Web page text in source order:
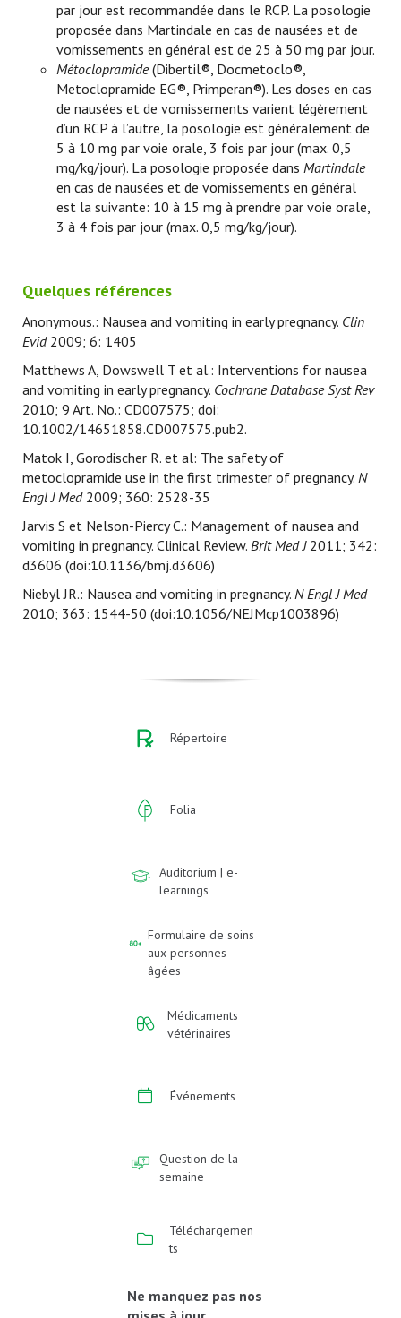
par jour est recommandée dans le RCP. La posologie
proposée dans Martindale en cas de nausées et de
vomissements en général est de 25 à 50 mg par jour.
Métoclopramide(Dibertil®, Docmetoclo®,
Metoclopramide EG®, Primperan®). Les doses en cas
de nausées et de vomissements varient légèrement
d’un RCP à l’autre, la posologie est généralement de
5 à 10 mg par voie orale, 3 fois par jour (max. 0,5
mg/kg/jour). La posologie proposée dansMartindale
en cas de nausées et de vomissements en général
est la suivante: 10 à 15 mg à prendre par voie orale,
3 à 4 fois par jour (max. 0,5 mg/kg/jour).
Quelques références
Anonymous.: Nausea and vomiting in early pregnancy. Clin
Evid2009; 6: 1405
Matthews A, Dowswell T et al.: Interventions for nausea
and vomiting in early pregnancy. Cochrane Database Syst Rev
2010; 9 Art. No.: CD007575; doi:
10.1002/14651858.CD007575.pub2.
Matok I, Gorodischer R. et al: The safety of
metoclopramide use in the first trimester of pregnancy. N
Engl J Med2009; 360: 2528-35
Jarvis S et Nelson-Piercy C.: Management of nausea and
vomiting in pregnancy. Clinical Review. Brit Med J2011; 342:
d3606 (doi:10.1136/bmj.d3606)
Niebyl JR.: Nausea and vomiting in pregnancy. N Engl J Med
2010; 363: 1544-50 (doi:10.1056/NEJMcp1003896)
Répertoire
Folia
Auditorium | e-
learnings
Formulaire de soins
aux personnes
âgées
Médicaments
vétérinaires
Événements
Question de la
semaine
Téléchargemen
ts
Ne manquez pas nos